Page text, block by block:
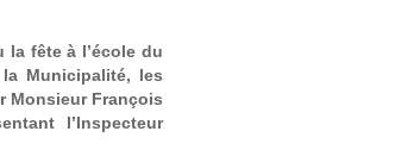
la fête à l’école du
Municipalité, les
Monsieur François
l’Inspecteur